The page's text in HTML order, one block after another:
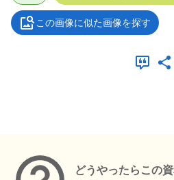
この画像に似た画像を探す
どうやったらこの